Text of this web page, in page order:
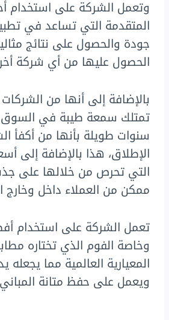
وتعمل الشركة على استخدام
المتقدمة التي تساعد في
جودة والحصول على نتائج
الحصول عليها من أي شركة
بالإضافة إلى أنها من الشركات
تمتلك سمعة طيبة في
سنوات طويلة بأنها من أكفأ
الإطلاق، هذا بالإضافة إلى
التي تحرص من خلالها على
ممكن من العملاء داخل وخارج
تعمل الشركة على استخدام
وخاصة الفوم الذي تختاره
المعيارية العالمية مما
ويعمل على حفظ متانة